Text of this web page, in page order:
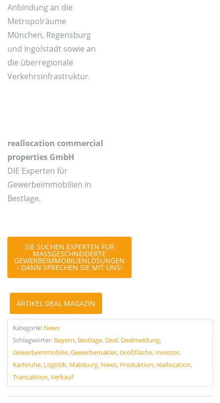
Anbindung an die
Metropolräume
München, Regensburg
und Ingolstadt sowie an
die überregionale
Verkehrsinfrastruktur.
reallocation commercial
properties GmbH
DIE Experten für
Gewerbeimmobilien in
Bestlage.
SIE SUCHEN EXPERTEN FÜR
MASSGESCHNEIDERTE G
EWERBEIMMOBILIENLÖSUNGEN -
DANN SPRECHEN SIE MIT UNS!
ARTIKEL DEAL MAGAZIN
Kategorie: News
Schlagwörter: Bayern, Bestlage, Deal, Dealmeldung,
Gewerbeimmobilie, Gewerbemakler,Großfläche, Investor,
Karlsruhe, Logistik, Mainburg, News, Produktion, reallocation,
Transaktion, Verkauf